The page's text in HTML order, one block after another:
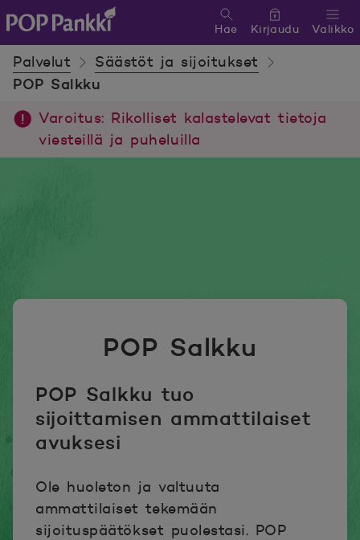
POP Pankki, etusivulle
Valikko
Hae Kirjaudu
Palvelut Säästöt ja sijoitukset
POP Salkku
Varoitus: Rikolliset kalastelevat tietoja
viesteillä ja puheluilla
POP Salkku
POP Salkku tuo
sijoittamisen ammattilaiset
avuksesi
Ole huoleton ja valtuuta
ammattilaiset tekemään
sijoituspäätökset puolestasi. POP